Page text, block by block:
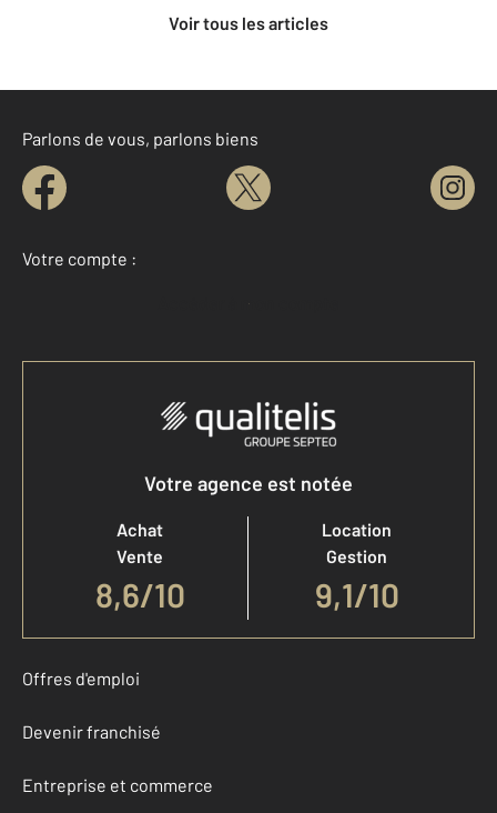
Voir tous les articles
Parlons de vous, parlons biens
Votre compte :
Accéder à mon compte
Votre agence est notée
Achat
Vente
8,6/10
Location
Gestion
9,1/10
Offres d'emploi
Devenir franchisé
Entreprise et commerce